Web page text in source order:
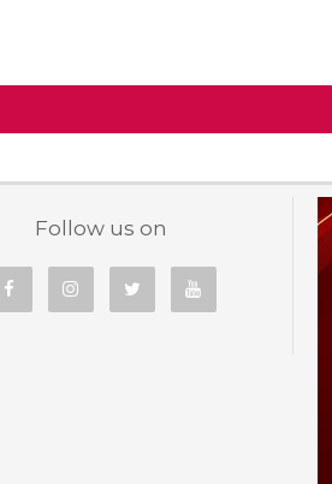
Follow us on